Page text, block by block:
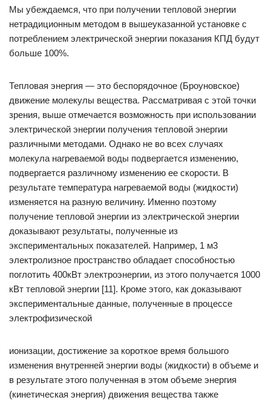
Мы убеждаемся, что при получении тепловой энергии
нетрадиционным методом в вышеуказанной установке с
потреблением электрической энергии показания КПД будут
больше 100%.
Тепловая энергия — это беспорядочное (Броуновское)
движение молекулы вещества. Рассматривая с этой точки
зрения, выше отмечается возможность при использовании
электрической энергии получения тепловой энергии
различными методами. Однако не во всех случаях
молекула нагреваемой воды подвергается изменению,
подвергается различному изменению ее скорости. В
результате температура нагреваемой воды (жидкости)
изменяется на разную величину. Именно поэтому
получение тепловой энергии из электрической энергии
доказывают результаты, полученные из
экспериментальных показателей. Например, 1 м3
электролизное пространство обладает способностью
поглотить 400кВт электроэнергии, из этого получается 1000
кВт тепловой энергии [11]. Кроме этого, как доказывают
экспериментальные данные, полученные в процессе
электрофизической
ионизации, достижение за короткое время большого
изменения внутренней энергии воды (жидкости) в объеме и
в результате этого полученная в этом объеме энергия
(кинетическая энергия) движения вещества также